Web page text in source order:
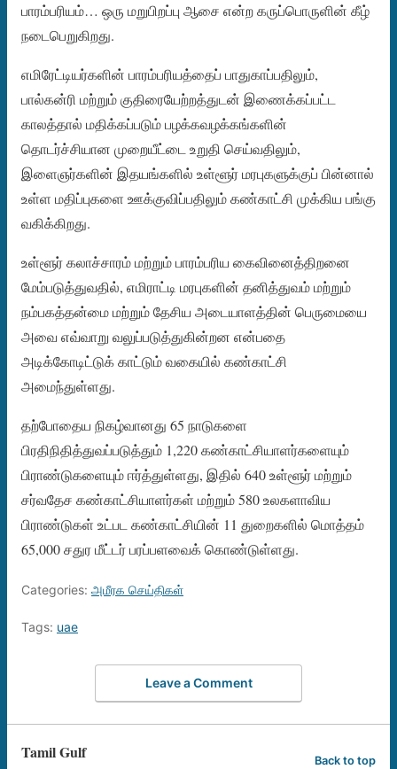
பாரம்பரியம்… ஒரு மறுபிறப்பு ஆசை என்ற கருப்பொருளின் கீழ்
நடைபெறுகிறது.
எமிரேட்டியர்களின் பாரம்பரியத்தைப் பாதுகாப்பதிலும்,
பால்கன்ரி மற்றும் குதிரையேற்றத்துடன் இணைக்கப்பட்ட
காலத்தால் மதிக்கப்படும் பழக்கவழக்கங்களின்
தொடர்ச்சியான முறையீட்டை உறுதி செய்வதிலும்,
இளைஞர்களின் இதயங்களில் உள்ளூர் மரபுகளுக்குப் பின்னால்
உள்ள மதிப்புகளை ஊக்குவிப்பதிலும் கண்காட்சி முக்கிய பங்கு
வகிக்கிறது.
உள்ளூர் கலாச்சாரம் மற்றும் பாரம்பரிய கைவினைத்திறனை
மேம்படுத்துவதில், எமிராட்டி மரபுகளின் தனித்துவம் மற்றும்
நம்பகத்தன்மை மற்றும் தேசிய அடையாளத்தின் பெருமையை
அவை எவ்வாறு வலுப்படுத்துகின்றன என்பதை
அடிக்கோடிட்டுக் காட்டும் வகையில் கண்காட்சி
அமைந்துள்ளது.
தற்போதைய நிகழ்வானது 65 நாடுகளை
பிரதிநிதித்துவப்படுத்தும் 1,220 கண்காட்சியாளர்களையும்
பிராண்டுகளையும் ஈர்த்துள்ளது, இதில் 640 உள்ளூர் மற்றும்
சர்வதேச கண்காட்சியாளர்கள் மற்றும் 580 உலகளாவிய
பிராண்டுகள் உட்பட கண்காட்சியின் 11 துறைகளில் மொத்தம்
65,000 சதுர மீட்டர் பரப்பளவைக் கொண்டுள்ளது.
Categories: அமீரக செய்திகள்
Tags: uae
Leave a Comment
Tamil Gulf Back to top